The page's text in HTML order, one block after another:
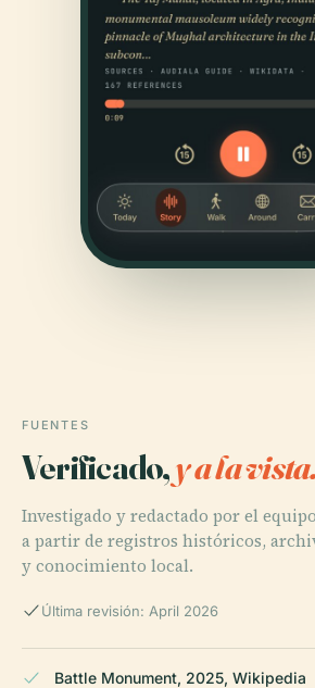
FUENTES
Verificado,y a la vista.
Investigado y redactado por el
a partir de registros históricos,
y conocimiento local.
Última revisión: April 2026
Battle Monument, 2025, Wikipedia